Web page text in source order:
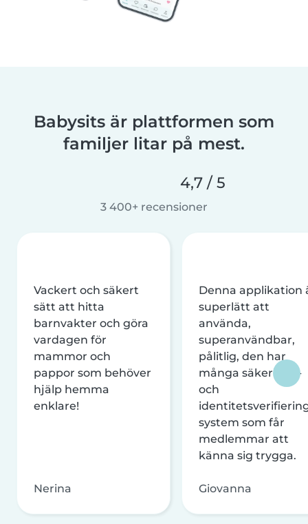
Babysits är plattformen som
familjer litar på mest.
4,7 / 5
3 400+ recensioner
Vackert och säkert
sätt att hitta
barnvakter och göra
vardagen för
mammor och
pappor som behöver
hjälp hemma
enklare!
Nerina
Denna applikation
superlätt att
använda,
superanvändbar,
pålitlig, den har
många säkerhets-
och
system som får
medlemmar att
känna sig trygga.
Giovanna